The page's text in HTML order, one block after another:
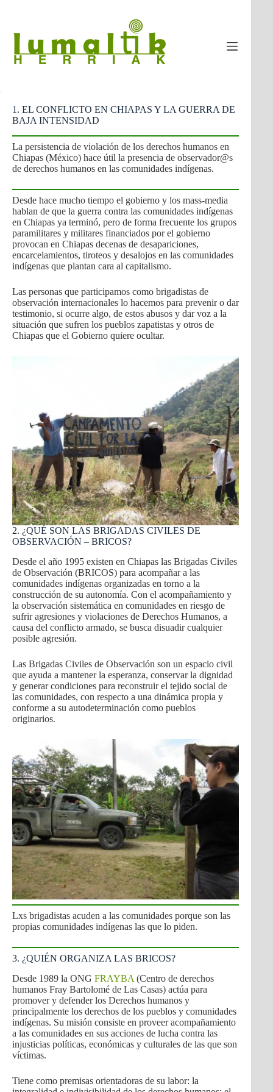
1. EL CONFLICTO EN CHIAPAS Y LA GUERRA DE
BAJA INTENSIDAD
La persistencia de violación de los derechos humanos en
Chiapas (México) hace útil la presencia de observador@s
de derechos humanos en las comunidades indígenas.
Desde hace mucho tiempo el gobierno y los mass-media
hablan de que la guerra contra las comunidades indígenas
en Chiapas ya terminó, pero de forma frecuente los grupos
paramilitares y militares financiados por el gobierno
provocan en Chiapas decenas de desapariciones,
encarcelamientos, tiroteos y desalojos en las comunidades
indígenas que plantan cara al capitalismo.
Las personas que participamos como brigadistas de
observación internacionales lo hacemos para prevenir o dar
testimonio, si ocurre algo, de estos abusos y dar voz a la
situación que sufren los pueblos zapatistas y otros de
Chiapas que el Gobierno quiere ocultar.
2. ¿QUÉ SON LAS BRIGADAS CIVILES DE
OBSERVACIÓN – BRICOS?
Desde el año 1995 existen en Chiapas las Brigadas Civiles
de Observación (BRICOS) para acompañar a las
comunidades indígenas organizadas en torno a la
construcción de su autonomía. Con el acompañamiento y
la observación sistemática en comunidades en riesgo de
sufrir agresiones y violaciones de Derechos Humanos, a
causa del conflicto armado, se busca disuadir cualquier
posible agresión.
Las Brigadas Civiles de Observación son un espacio civil
que ayuda a mantener la esperanza, conservar la dignidad
y generar condiciones para reconstruir el tejido social de
las comunidades, con respecto a una dinámica propia y
conforme a su autodeterminación como pueblos
originarios.
Lxs brigadistas acuden a las comunidades porque son las
propias comunidades indígenas las que lo piden.
3. ¿QUIÉN ORGANIZA LAS BRICOS?
Desde 1989 la ONG FRAYBA (Centro de derechos
humanos Fray Bartolomé de Las Casas) actúa para
promover y defender los Derechos humanos y
principalmente los derechos de los pueblos y comunidades
indígenas. Su misión consiste en proveer acompañamiento
a las comunidades en sus acciones de lucha contra las
injusticias políticas, económicas y culturales de las que son
víctimas.
Tiene como premisas orientadoras de su labor: la